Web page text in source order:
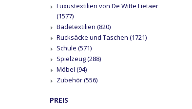
Luxustextilien von De Witte Lietaer
(1577)
Badetextilien (820)
Rucksäcke und Taschen (1721)
Schule (571)
Spielzeug(288)
Möbel (94)
Zubehör(556)
PREIS